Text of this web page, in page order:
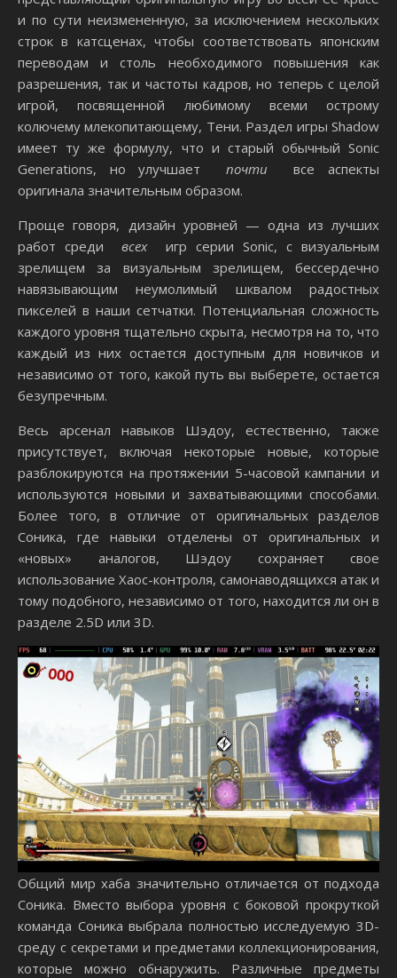
и по сути неизмененную, за исключением нескольких
строк в катсценах, чтобы соответствовать японским
переводам и столь необходимого повышения как
разрешения, так и частоты кадров, но теперь с целой
игрой, посвященной любимому всеми острому
колючему млекопитающему, Тени. Раздел игры Shadow
имеет ту же формулу, что и старый обычный Sonic
Generations, но улучшаетпочти все аспекты
оригинала значительным образом.
Проще говоря, дизайн уровней — одна из лучших
работ средивсехигр серии Sonic, с визуальным
зрелищем за визуальным зрелищем, бессердечно
навязывающим неумолимый шквалом радостных
пикселей в наши сетчатки. Потенциальная сложность
каждого уровня тщательно скрыта, несмотря на то, что
каждый из них остается доступным для новичков и
независимо от того, какой путь вы выберете, остается
безупречным.
Весь арсенал навыков Шэдоу, естественно, также
присутствует, включая некоторые новые, которые
разблокируются на протяжении 5-часовой кампании и
используются новыми и захватывающими способами.
Более того, в отличие от оригинальных разделов
Соника, где навыки отделены от оригинальных и
«новых» аналогов, Шэдоу сохраняет свое
использование Хаос-контроля, самонаводящихся атак и
тому подобного, независимо от того, находится ли он в
разделе 2.5D или 3D.
Общий мир хаба значительно отличается от подхода
Соника. Вместо выбора уровня с боковой прокруткой
команда Соника выбрала полностью исследуемую 3D-
среду с секретами и предметами коллекционирования,
которые можно обнаружить. Различные предметы